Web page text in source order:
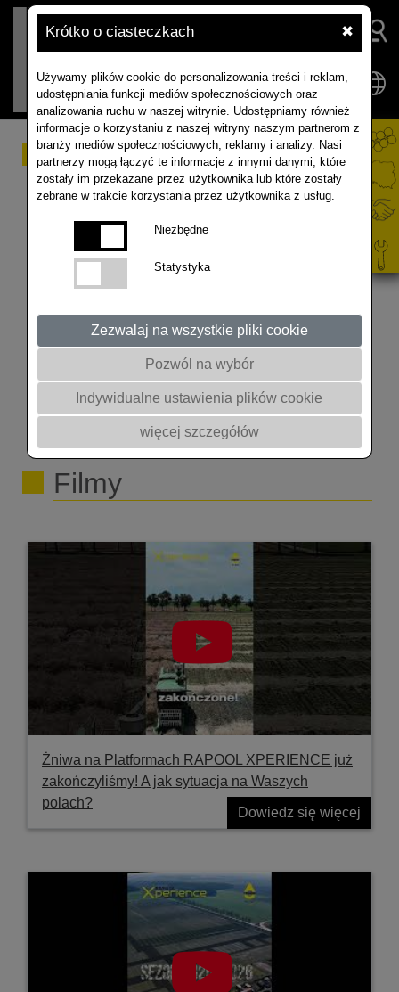
Krótko o ciasteczkach ✖
Używamy plików cookie do personalizowania treści i reklam,
udostępniania funkcji mediów społecznościowych oraz
analizowania ruchu w naszej witrynie. Udostępniamy również
informacje o korzystaniu z naszej witryny naszym partnerom z
branży mediów społecznościowych, reklamy i analizy. Nasi
partnerzy mogą łączyć te informacje z innymi danymi, które
zostały im przekazane przez użytkownika lub które zostały
zebrane w trakcie korzystania przez użytkownika z usług.
Niezbędne
Statystyka
Zezwalaj na wszystkie pliki cookie
Pozwól na wybór
Indywidualne ustawienia plików cookie
więcej szczegółów
AKCJA RABATOWA
2026 - informacje o Akcji
i Konkursie
www.rabaty.rapool.pl #rzepak #rolnictwo #konkurs
Filmy
Żniwa na Platformach RAPOOL XPERIENCE już
zakończyliśmy! A jak sytuacja na Waszych
polach?
Dowiedz się więcej